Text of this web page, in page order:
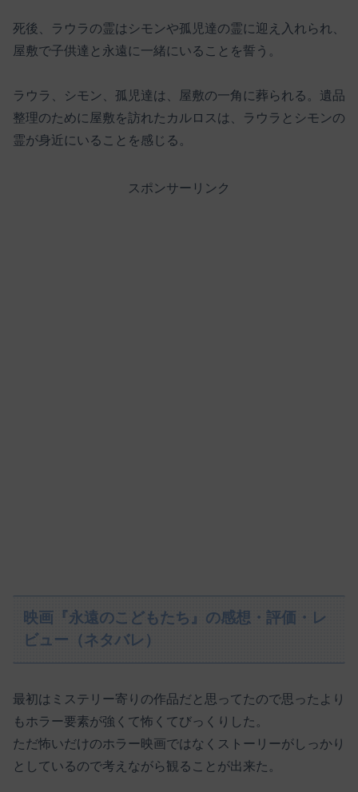
死後、ラウラの霊はシモンや孤児達の霊に迎え入れられ、
屋敷で子供達と永遠に一緒にいることを誓う。
ラウラ、シモン、孤児達は、屋敷の一角に葬られる。遺品
整理のために屋敷を訪れたカルロスは、ラウラとシモンの
霊が身近にいることを感じる。
スポンサーリンク
映画『永遠のこどもたち』の感想・評価・レ
ビュー（ネタバレ）
最初はミステリー寄りの作品だと思ってたので思ったより
もホラー要素が強くて怖くてびっくりした。
ただ怖いだけのホラー映画ではなくストーリーがしっかり
としているので考えながら観ることが出来た。